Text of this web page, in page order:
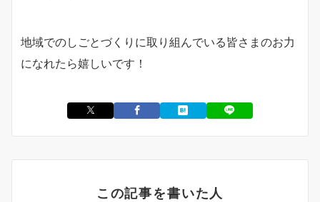
地域でのしごとづくりに取り組んでいる皆さまのお力
になれたら嬉しいです！
この記事を書いた人